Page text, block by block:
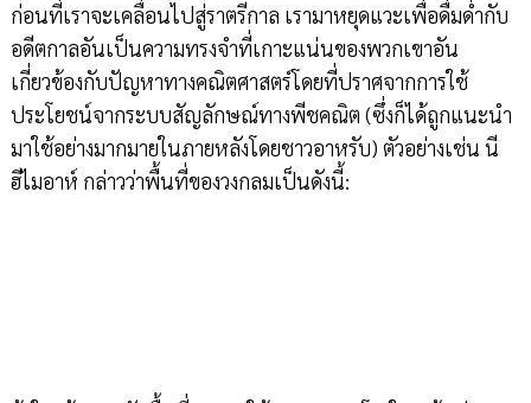
ก่อนที่เราจะเคลื่อนไปสู่ราตรีกาล เรามาหยุดแวะเพื่อดื่มด่ำกับ
อดีตกาลอันเป็นความทรงจำที่เกาะแน่นของพวกเขาอัน
เกี่ยวข้องกับปัญหาทางคณิตศาสตร์โดยที่ปราศจากการใช้
ประโยชน์จากระบบสัญลักษณ์ทางพีชคณิต (ซึ่งก็ได้ถูกแนะนำ
มาใช้อย่างมากมายในภายหลังโดยชาวอาหรับ) ตัวอย่างเช่น นี
ฮีไมอาห์ กล่าวว่าพื้นที่ของวงกลมเป็นดังนี้: